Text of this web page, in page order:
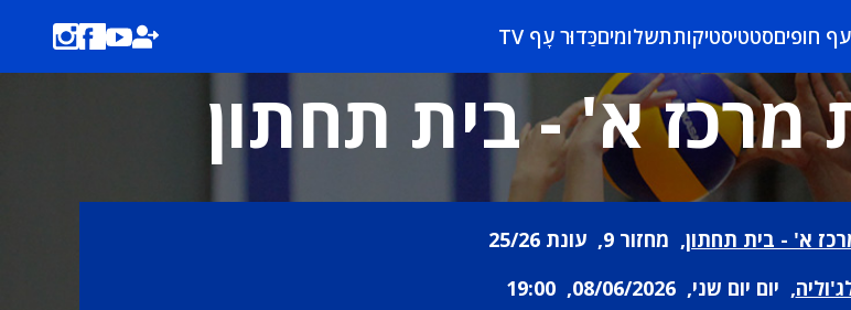
חופיםסטטיסטיקותתשלומיםכַּדוּר עָף TV
מרכז א' - בית תחתון
א' - בית תחתון, מחזור 9, עונת 25/26
, יום יום שני, 08/06/2026, 19:00